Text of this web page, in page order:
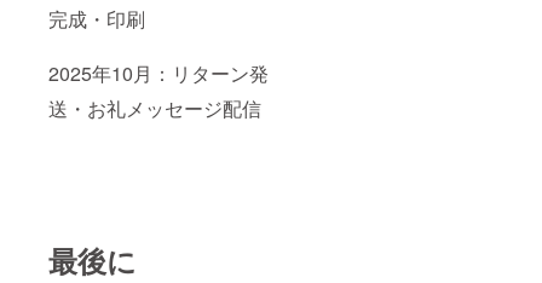
完成・印刷
2025年10月：リターン発
送・お礼メッセージ配信
最後に